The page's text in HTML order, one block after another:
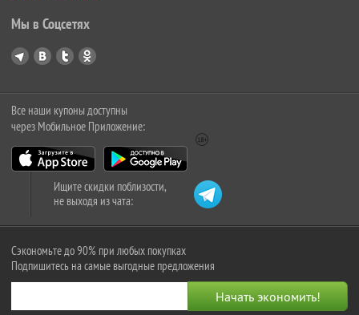
Мы в Соцсетях
Все наши купоны доступны
через Мобильное Приложение:
Ищите скидки поблизости,
не выходя из чата:
Сэкономьте до 90% при любых покупках
Подпишитесь на самые выгодные предложения